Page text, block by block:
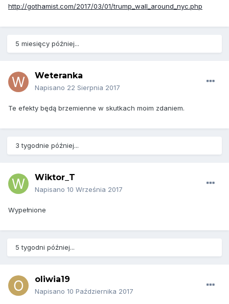
http://gothamist.com/2017/03/01/trump_wall_around_nyc.php
5 miesięcy później...
Weteranka
Napisano 22 Sierpnia 2017
Te efekty będą brzemienne w skutkach moim zdaniem.
3 tygodnie później...
Wiktor_T
Napisano 10 Września 2017
Wypełnione
5 tygodni później...
oliwia19
Napisano 10 Października 2017